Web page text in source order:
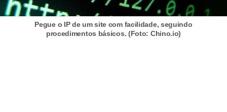
Pegue o IP de um site com facilidade, seguindo
procedimentos básicos. (Foto: Chino.io)
a